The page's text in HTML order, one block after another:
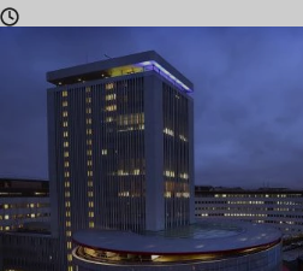
lecture
min